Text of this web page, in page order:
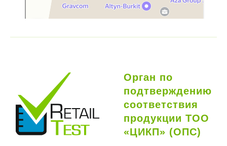
Орган по
подтверждению
соответствия
продукции ТОО
«ЦИКП» (ОПС)